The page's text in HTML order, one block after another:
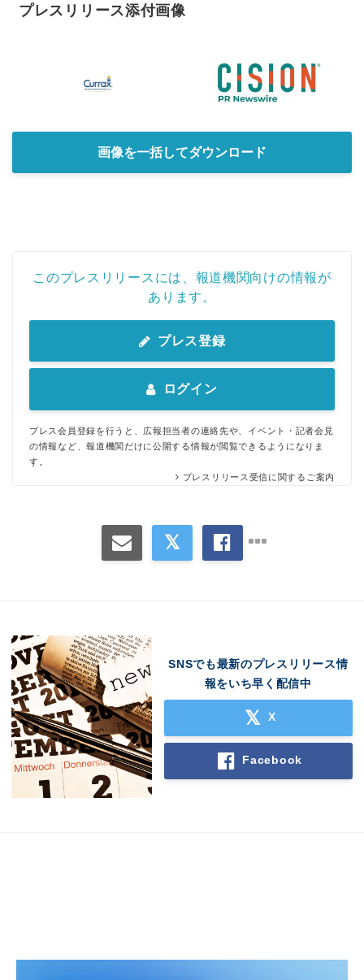
プレスリリース添付画像
画像を一括してダウンロード
このプレスリリースには、報道機関向けの情報が
あります。
プレス登録
ログイン
プレス会員登録を行うと、広報担当者の連絡先や、イベント・記者会見
の情報など、報道機関だけに公開する情報が閲覧できるようになりま
す。
プレスリリース受信に関するご案内
SNSでも最新のプレスリリース情
報をいち早く配信中
X
Facebook